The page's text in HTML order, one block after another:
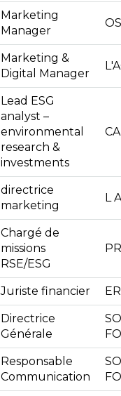
Marketing
Manager
Marketing &
Digital Manager
Lead ESG
analyst –
environmental
research &
investments
directrice
marketing
L
Chargé de
missions
RSE/ESG
Juriste financier
Directrice
Générale
Responsable
Communication